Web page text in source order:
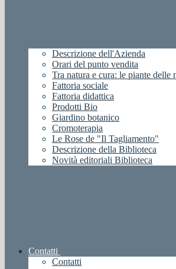
Descrizione dell'Azienda
Orari del punto vendita
Tra natura e cura: le piante delle
Fattoria sociale
Fattoria didattica
Prodotti Bio
Giardino botanico
Cromoterapia
Le Rose de "Il Tagliamento"
Descrizione della Biblioteca
Novità editoriali Biblioteca
Contatti
Contatti